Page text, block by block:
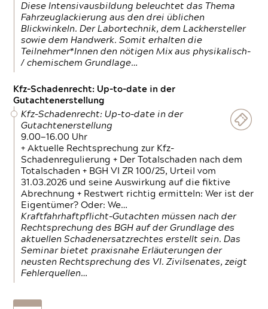
Diese Intensivausbildung beleuchtet das Thema
Fahrzeuglackierung aus den drei üblichen
Blickwinkeln. Der Labortechnik, dem Lackhersteller
sowie dem Handwerk. Somit erhalten die
Teilnehmer*Innen den nötigen Mix aus physikalisch-
/ chemischem Grundlage…
Kfz-Schadenrecht: Up-to-date in der
Gutachtenerstellung
Kfz-Schadenrecht: Up-to-date in der
Gutachtenerstellung
9.00—16.00 Uhr
+ Aktuelle Rechtsprechung zur Kfz-
Schadenregulierung + Der Totalschaden nach dem
Totalschaden + BGH VI ZR 100/25, Urteil vom
31.03.2026 und seine Auswirkung auf die fiktive
Abrechnung + Restwert richtig ermitteln: Wer ist der
Eigentümer? Oder: We…
Kraftfahrhaftpflicht-Gutachten müssen nach der
Rechtsprechung des BGH auf der Grundlage des
aktuellen Schadenersatzrechtes erstellt sein. Das
Seminar bietet praxisnahe Erläuterungen der
neusten Rechtsprechung des VI. Zivilsenates, zeigt
Fehlerquellen…